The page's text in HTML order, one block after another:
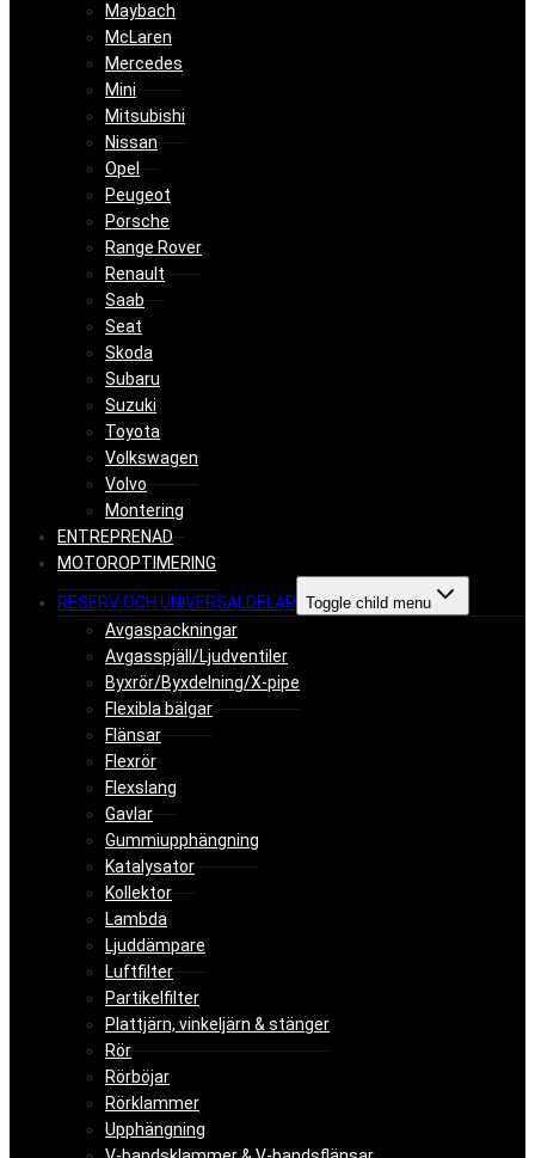
Maybach
McLaren
Mercedes
Mini
Mitsubishi
Nissan
Opel
Peugeot
Porsche
Range Rover
Renault
Saab
Seat
Skoda
Subaru
Suzuki
Toyota
Volkswagen
Volvo
Montering
ENTREPRENAD
MOTOROPTIMERING
RESERV OCH UNIVERSALDELAR Toggle child menu
Avgaspackningar
Avgasspjäll/Ljudventiler
Byxrör/Byxdelning/X-pipe
Flexibla bälgar
Flänsar
Flexrör
Flexslang
Gavlar
Gummiupphängning
Katalysator
Kollektor
Lambda
Ljuddämpare
Luftfilter
Partikelfilter
Plattjärn, vinkeljärn & stänger
Rör
Rörböjar
Rörklammer
Upphängning